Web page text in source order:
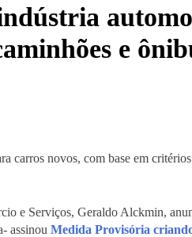
e
carros novos, com base em
e Serviços, Geraldo Alckmin,
assinou Medida Provisória